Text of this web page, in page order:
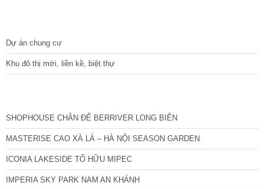
Dự án chung cư
Khu đô thị mới, liền kề, biệt thự
SHOPHOUSE CHÂN ĐẾ BERRIVER LONG BIÊN
MASTERISE CAO XÀ LÁ – HÀ NỘI SEASON GARDEN
ICONIA LAKESIDE TỐ HỮU MIPEC
IMPERIA SKY PARK NAM AN KHÁNH